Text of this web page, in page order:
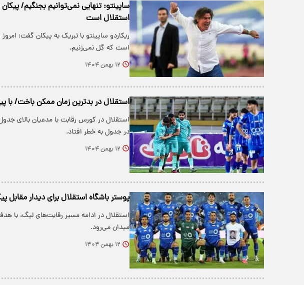
ساپینتو: تنهایی نمی‌توانیم بجنگیم/
استقلال است
ریکاردو ساپینتو با تبریک به پیکان گفت:
است که گل نمی‌زنیم.
۱۲ بهمن ۱۴۰۴
استقلال در بدترین زمان ممکن باخت/ با
استقلال در کورس رقابت با مدعیان بالای
در جدول به خطر افتاد.
۱۲ بهمن ۱۴۰۴
پوستر باشگاه استقلال برای دیدار مقابل
استقلال در ادامه مسیر رقابت‌های لیگ، با
میدان می‌رود.
۱۲ بهمن ۱۴۰۴